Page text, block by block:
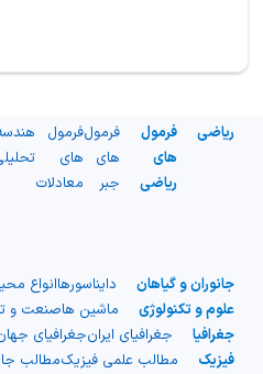
ریاضی
فرمول
های
ریاضی
فرمول
های
جبر
فرمول
های
معادلات
جانوران و گیاهان دایناسورهاانواع
علوم و تکنولوژی
ماشین هاصنعت و
جغرافیا
جغرافیای ایرانجغرافیای
فیزیک
مطالب علمی فیزیکمطالب